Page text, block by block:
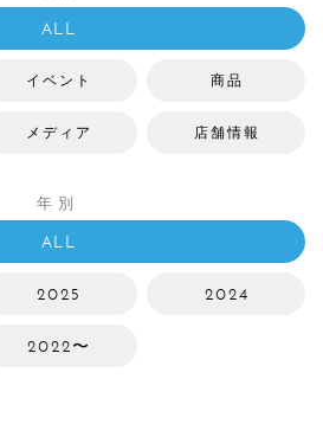
ALL
イベント 商品
メディア 店舗情報
年別
ALL
2025 2024
2022〜